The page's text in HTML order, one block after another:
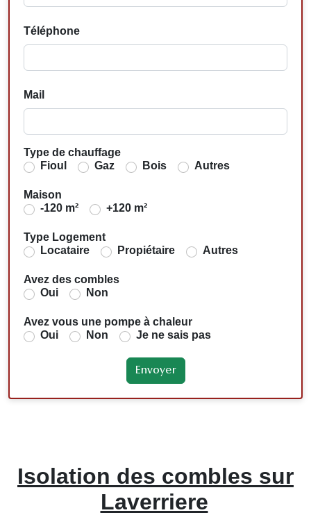
Téléphone
Mail
Type de chauffage
Fioul
Gaz Bois Autres
Maison
-120 m²
+120 m²
Type Logement
Locataire
Propiétaire Autres
Avez des combles
Oui
Non
Avez vous une pompe à chaleur
Oui
Non Je ne sais pas
Isolation des combles sur
Laverriere